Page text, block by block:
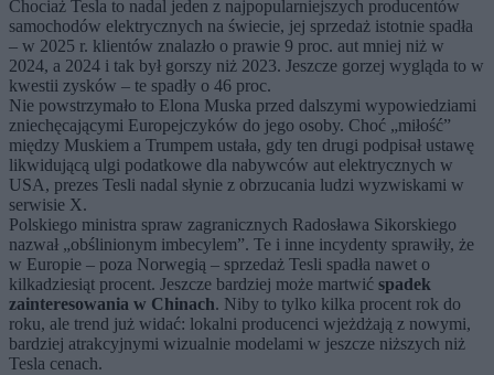
Chociaż Tesla to nadal jeden z najpopularniejszych producentów
samochodów elektrycznych na świecie, jej sprzedaż istotnie spadła
– w 2025 r. klientów znalazło o prawie 9 proc. aut mniej niż w
2024, a 2024 i tak był gorszy niż 2023. Jeszcze gorzej wygląda to w
kwestii zysków – te spadły o 46 proc.
Nie powstrzymało to Elona Muska przed dalszymi wypowiedziami
zniechęcającymi Europejczyków do jego osoby. Choć „miłość”
między Muskiem a Trumpem ustała, gdy ten drugi podpisał ustawę
likwidującą ulgi podatkowe dla nabywców aut elektrycznych w
USA, prezes Tesli nadal słynie z obrzucania ludzi wyzwiskami w
serwisie X.
Polskiego ministra spraw zagranicznych Radosława Sikorskiego
nazwał „obślinionym imbecylem”. Te i inne incydenty sprawiły, że
w Europie – poza Norwegią – sprzedaż Tesli spadła nawet o
kilkadziesiąt procent. Jeszcze bardziej może martwić spadek
zainteresowania w Chinach. Niby to tylko kilka procent rok do
roku, ale trend już widać: lokalni producenci wjeżdżają z nowymi,
bardziej atrakcyjnymi wizualnie modelami w jeszcze niższych niż
Tesla cenach.